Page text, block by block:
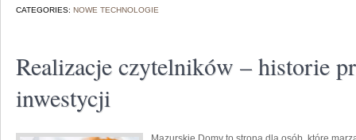
CATEGORIES: NOWE TECHNOLOGIE
Realizacje czytelników – historie
inwestycji